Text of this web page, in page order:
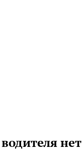
нет